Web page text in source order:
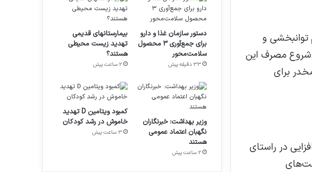
و
شروع مصرف این
برای
در راستای
دستور سازمان غذا و دارو
برای جمع‌آوری ۳ محصول
سلامت‌محور
33 دقیقه پیش
بیمارستانهای قدیمی
تهدید زیست محیطی
هستند؟
2 ساعت پیش
وزیر بهداشت: خبرنگاران
نگهبان اعتماد عمومی
هستند
2 ساعت پیش
کمبود ویتامین D تهدید
خاموش در رشد کودکان
3 ساعت پیش